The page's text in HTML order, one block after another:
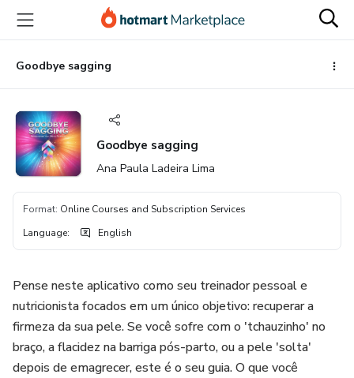
main
content
Goodbye sagging
Goodbye sagging
Ana Paula Ladeira Lima
Format: Online Courses and Subscription Services
Language: English
Pense neste aplicativo como seu treinador pessoal e
nutricionista focados em um único objetivo: recuperar a
firmeza da sua pele. Se você sofre com o 'tchauzinho' no
braço, a flacidez na barriga pós-parto, ou a pele 'solta'
depois de emagrecer, este é o seu guia. O que você